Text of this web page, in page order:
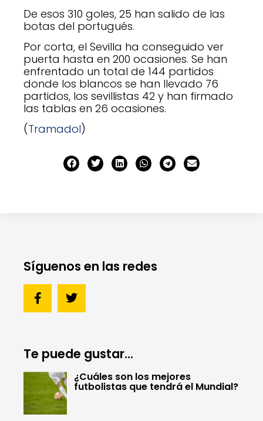
De esos 310 goles, 25 han salido de las
botas del portugués.
Por corta, el Sevilla ha conseguido ver
puerta hasta en 200 ocasiones. Se han
enfrentado un total de 144 partidos
donde los blancos se han llevado 76
partidos, los sevillistas 42 y han firmado
las tablas en 26 ocasiones.
(Tramadol)
Síguenos en las redes
Te puede gustar...
¿Cuáles son los mejores
futbolistas que tendrá el Mundial?